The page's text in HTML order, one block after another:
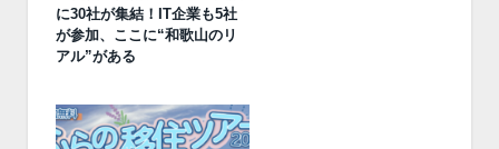
に30社が集結！IT企業も5社
が参加、ここに“和歌山のリ
アル”がある